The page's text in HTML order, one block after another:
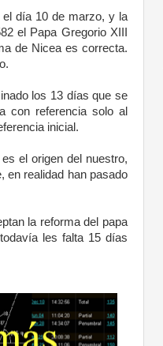
día 10 de marzo, y la
el Papa Gregorio XIII
de Nicea es correcta.
los 13 días que se
con referencia solo al
inicial.
el origen del nuestro,
en realidad han pasado
la reforma del papa
les falta 15 días